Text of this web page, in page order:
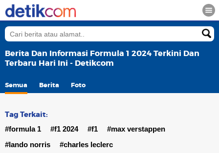
Berita Dan Informasi Formula 1 2024 Terkini Dan
Terbaru Hari Ini - Detikcom
Semua Berita Foto
Tag Terkait:
#formula 1 #f1 2024 #f1
#max verstappen
#lando norris
#charles leclerc